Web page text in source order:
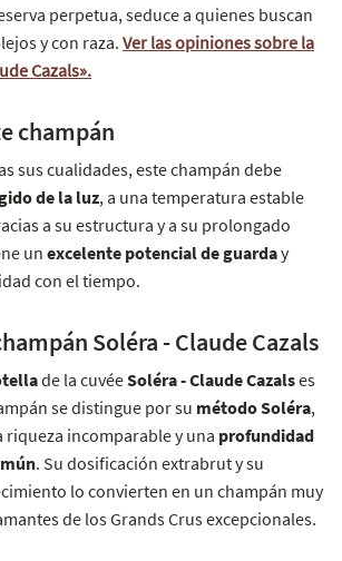
perpetua, seduce a quienes buscan
y con raza. Ver las opiniones sobre la
Cazals».
champán
sus cualidades, este champán debe
de la luz, a una temperatura estable
a su estructura y a su prolongado
un excelente potencial de guarday
con el tiempo.
Soléra - Claude Cazals
de la cuvéeSoléra - Claude Cazalses
se distingue por su método Soléra,
riqueza incomparable y una profundidad
. Su dosificación extrabrut y su
lo convierten en un champán muy
de los Grands Crus excepcionales.